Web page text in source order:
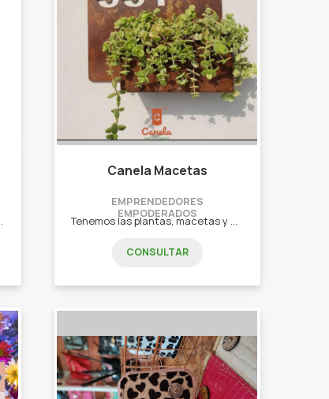
- Lamparas. - Enseñanza.
Canela Macetas
EMPRENDEDORES
EMPODERADOS
Tenemos las plantas, macetas y decoración en óxido más lindas para tu hogar. - Cactus. - Suculentas. - Macetas. - Tutores. - Portamangueras. - Cartes decorativos. - Indicadores de domicilio. - Portamacetas.
CONSULTAR